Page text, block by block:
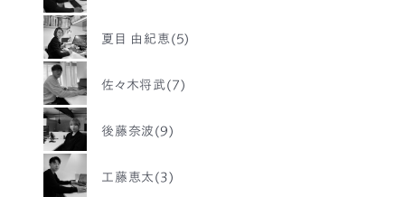
夏目 由紀恵(5)
佐々木将武(7)
後藤奈波(9)
工藤恵太(3)